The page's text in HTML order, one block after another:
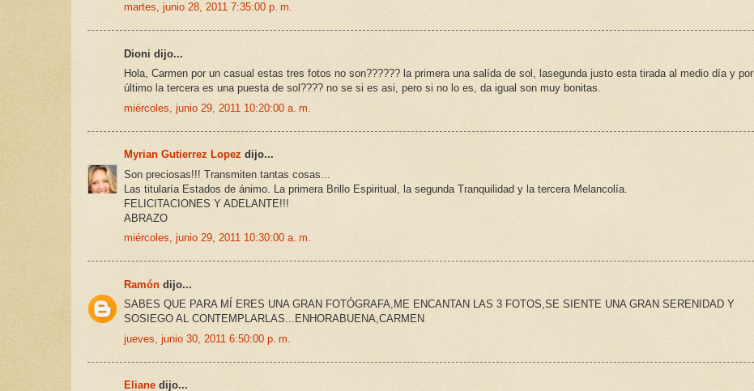
martes, junio 28, 2011 7:35:00 p. m.
Dioni dijo...
Hola, Carmen por un casual estas tres fotos no son?????? la primera una salída de sol, lasegunda justo esta tirada al medio día y por
último la tercera es una puesta de sol???? no se si es asi, pero si no lo es, da igual son muy bonitas.
miércoles, junio 29, 2011 10:20:00 a. m.
Myrian Gutierrez Lopez dijo...
Son preciosas!!! Transmiten tantas cosas...
Las titularía Estados de ánimo. La primera Brillo Espiritual, la segunda Tranquilidad y la tercera Melancolía.
FELICITACIONES Y ADELANTE!!!
ABRAZO
miércoles, junio 29, 2011 10:30:00 a. m.
Ramón dijo...
SABES QUE PARA MÍ ERES UNA GRAN FOTÓGRAFA,ME ENCANTAN LAS 3 FOTOS,SE SIENTE UNA GRAN SERENIDAD Y
SOSIEGO AL CONTEMPLARLAS...ENHORABUENA,CARMEN
jueves, junio 30, 2011 6:50:00 p. m.
Eliane dijo...